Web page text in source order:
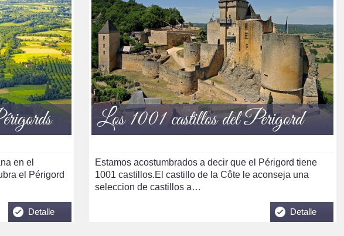
en el
el Périgord
Detalle
Los 1001 castillos del Perigord
Estamos acostumbrados a decir que el Périgord tiene
1001 castillos.El castillo de la Côte le aconseja una
seleccion de castillos a…
Detalle